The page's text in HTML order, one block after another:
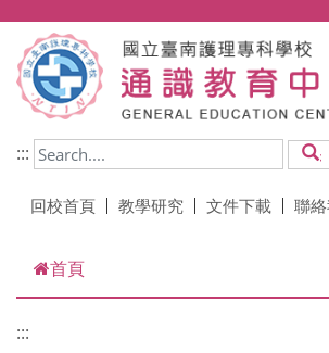
:::
回校首頁 教學研究 文件下載 聯
首頁
:::